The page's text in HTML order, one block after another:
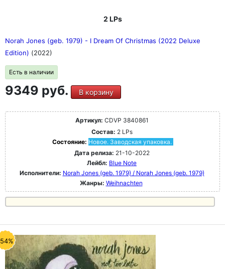
2 LPs
Norah Jones (geb. 1979) - I Dream Of Christmas (2022 Deluxe
Edition) (2022)
Есть в наличии
9349 руб. В корзину
Артикул: CDVP 3840861
Состав: 2 LPs
Состояние: Новое. Заводская упаковка.
Дата релиза: 21-10-2022
Лейбл: Blue Note
Исполнители: Norah Jones (geb. 1979) / Norah Jones (geb. 1979)
Жанры: Weihnachten